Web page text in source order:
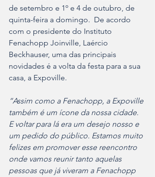
de setembro e 1º e 4 de outubro, de
quinta-feira a domingo.  De acordo
com o presidente do Instituto
Fenachopp Joinville, Laércio
Beckhauser, uma das principais
novidades é a volta da festa para a sua
casa, a Expoville.
“Assim como a Fenachopp, a Expoville
também é um ícone da nossa cidade.
E voltar para lá era um desejo nosso e
um pedido do público. Estamos muito
felizes em promover esse reencontro
onde vamos reunir tanto aquelas
pessoas que já viveram a Fenachopp